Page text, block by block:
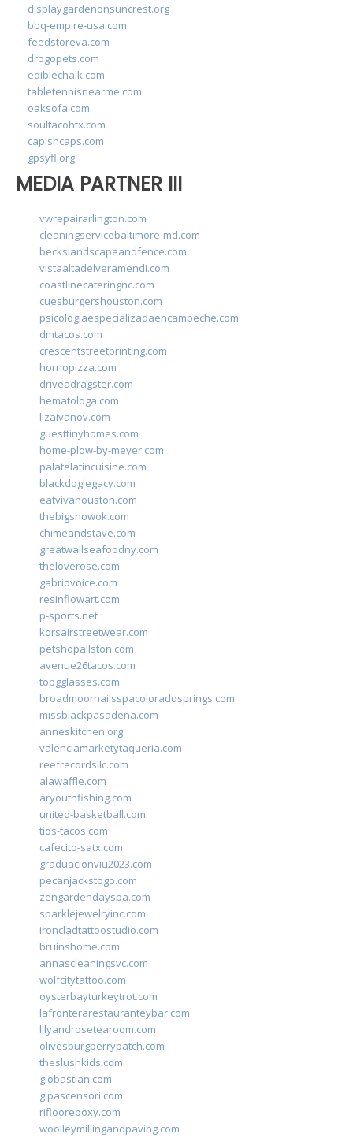
displaygardenonsuncrest.org
bbq-empire-usa.com
feedstoreva.com
drogopets.com
ediblechalk.com
tabletennisnearme.com
oaksofa.com
soultacohtx.com
capishcaps.com
gpsyfl.org
MEDIA PARTNER III
vwrepairarlington.com
cleaningservicebaltimore-md.com
beckslandscapeandfence.com
vistaaltadelveramendi.com
coastlinecateringnc.com
cuesburgershouston.com
psicologiaespecializadaencampeche.com
dmtacos.com
crescentstreetprinting.com
hornopizza.com
driveadragster.com
hematologa.com
lizaivanov.com
guesttinyhomes.com
home-plow-by-meyer.com
palatelatincuisine.com
blackdoglegacy.com
eatvivahouston.com
thebigshowok.com
chimeandstave.com
greatwallseafoodny.com
theloverose.com
gabriovoice.com
resinflowart.com
p-sports.net
korsairstreetwear.com
petshopallston.com
avenue26tacos.com
topgglasses.com
broadmoornailsspacoloradosprings.com
missblackpasadena.com
anneskitchen.org
valenciamarketytaqueria.com
reefrecordsllc.com
alawaffle.com
aryouthfishing.com
united-basketball.com
tios-tacos.com
cafecito-satx.com
graduacionviu2023.com
pecanjackstogo.com
zengardendayspa.com
sparklejewelryinc.com
ironcladtattoostudio.com
bruinshome.com
annascleaningsvc.com
wolfcitytattoo.com
oysterbayturkeytrot.com
lafronterarestauranteybar.com
lilyandrosetearoom.com
olivesburgberrypatch.com
theslushkids.com
giobastian.com
glpascensori.com
rifloorepoxy.com
woolleymillingandpaving.com